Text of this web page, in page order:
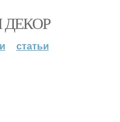
ДЕКОР
статьи